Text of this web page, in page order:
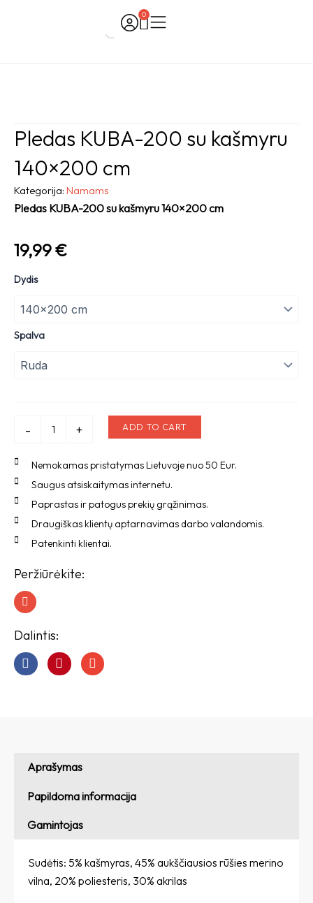
0
Cart
Pledas KUBA-200 su kašmyru
140×200 cm
Kategorija: Namams
Pledas KUBA-200 su kašmyru 140×200 cm
19,99€
Dydis
Spalva
-
Pledas
KUBA-
su
kašmyru
140×200
quantity
+ ADD TO CART
Nemokamas pristatymas Lietuvoje nuo 50 Eur.
Saugus atsiskaitymas internetu.
Paprastas ir patogus prekių grąžinimas.
Draugiškas klientų aptarnavimas darbo valandomis.
Patenkinti klientai.
Peržiūrėkite:
I
n
s
a
g
r
a
Dalintis:
Aprašymas
Papildoma informacija
Gamintojas
Sudėtis: 5% kašmyras, 45% aukščiausios rūšies merino
vilna, 20% poliesteris, 30% akrilas